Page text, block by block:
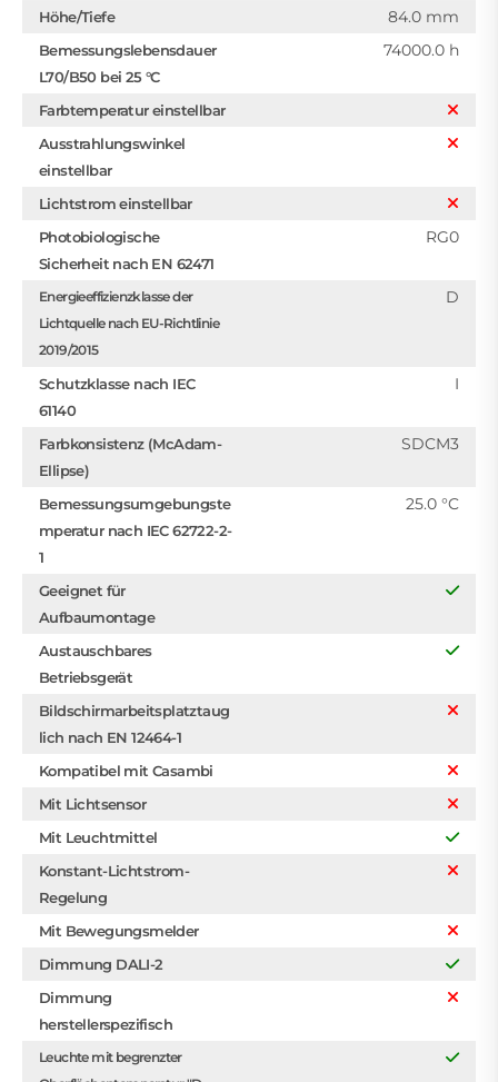
Höhe/Tiefe 84.0 mm
Bemessungslebensdauer
L70/B50 bei 25 °C
74000.0 h
Farbtemperatur einstellbar
Ausstrahlungswinkel
einstellbar
Lichtstrom einstellbar
Photobiologische
Sicherheit nach EN 62471
RG0
Energieeffizienzklasse der
Lichtquelle nach EU-Richtlinie
2019/2015
D
Schutzklasse nach IEC
61140
I
Farbkonsistenz (McAdam-
Ellipse)
SDCM3
Bemessungsumgebungste
mperatur nach IEC 62722-2-
1
25.0 °C
Geeignet für
Aufbaumontage
Austauschbares
Betriebsgerät
Bildschirmarbeitsplatztaug
lich nach EN 12464-1
Kompatibel mit Casambi
Mit Lichtsensor
Mit Leuchtmittel
Konstant-Lichtstrom-
Regelung
Mit Bewegungsmelder
Dimmung DALI-2
Dimmung
herstellerspezifisch
Leuchte mit begrenzter